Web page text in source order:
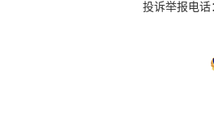
投诉举报电话